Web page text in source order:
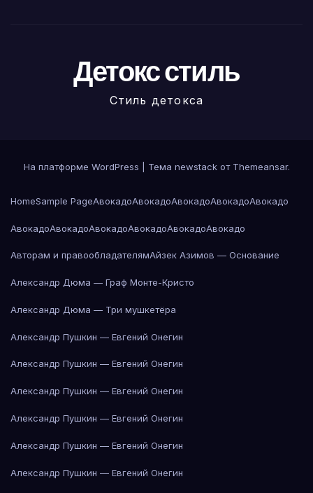
Детокс стиль
Стиль детокса
На платформе WordPress Тема newstack от Themeansar.
HomeSample PageАвокадоАвокадоАвокадоАвокадоАвокадо
АвокадоАвокадоАвокадоАвокадоАвокадоАвокадо
Авторам и правообладателямАйзек Азимов — Основание
Александр Дюма — Граф Монте-Кристо
Александр Дюма — Три мушкетёра
Александр Пушкин — Евгений Онегин
Александр Пушкин — Евгений Онегин
Александр Пушкин — Евгений Онегин
Александр Пушкин — Евгений Онегин
Александр Пушкин — Евгений Онегин
Александр Пушкин — Евгений Онегин